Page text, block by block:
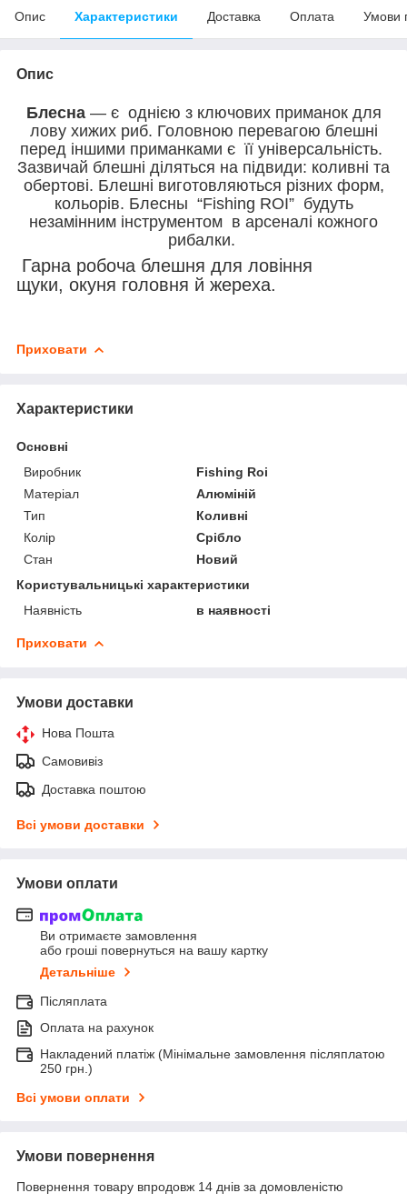
Опис Характеристики Доставка Оплата Умови
Опис
Блесна — є однією з ключових приманок для
лову хижих риб. Головною перевагою блешні
перед іншими приманками є її універсальність.
Зазвичай блешні діляться на підвиди: коливні та
обертові. Блешні виготовляються різних форм,
кольорів. Блесны “Fishing ROI” будуть
незамінним інструментом в арсеналі кожного
рибалки.
Гарна робоча блешня для ловіння
щуки, окуня головня й жереха.
Приховати
Характеристики
Основні
Виробник
Fishing Roi
Матеріал
Алюміній
Тип
Коливні
Колір
Срібло
Стан
Новий
Користувальницькі характеристики
Наявність
в наявності
Приховати
Умови доставки
Нова Пошта
Самовивіз
Доставка поштою
Всі умови доставки
Умови оплати
Ви отримаєте замовлення
або гроші повернуться на вашу картку
Детальніше
Післяплата
Оплата на рахунок
Накладений платіж (Мінімальне замовлення післяплатою
250 грн.)
Всі умови оплати
Умови повернення
Повернення товару впродовж 14 днів за домовленістю